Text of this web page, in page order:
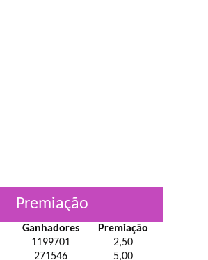
Premiação
Ganhadores
Premiação
1199701
2,50
271546
5,00